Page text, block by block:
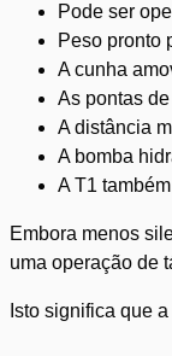
Pode ser
Peso pronto
A cunha
As pontas
A distância
A bomba
A T1
Embora menos
uma operação de
Isto significa que